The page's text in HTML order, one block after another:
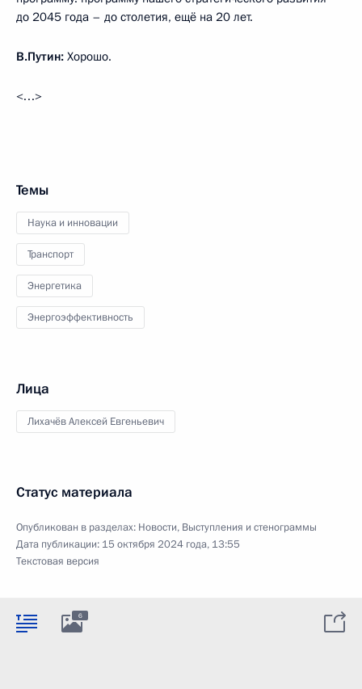
до 2045 года – до столетия, ещё на 20 лет.
В.Путин: Хорошо.
<…>
Темы
Наука и инновации
Транспорт
Энергетика
Энергоэффективность
Лица
Лихачёв Алексей Евгеньевич
Статус материала
Опубликован в разделах: Новости, Выступления и стенограммы
Дата публикации: 15 октября 2024 года, 13:55
Текстовая версия
6